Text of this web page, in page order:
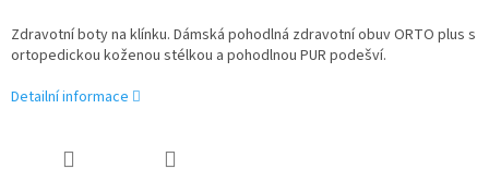
Zdravotní boty na klínku. Dámská pohodlná zdravotní obuv ORTO plus s
ortopedickou koženou stélkou a pohodlnou PUR podešví.
Detailní informace